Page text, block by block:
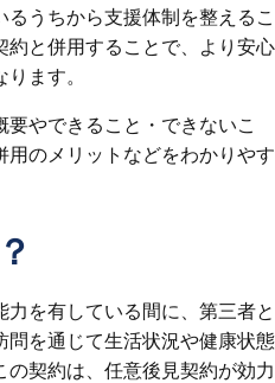
うちから支援体制を整えるこ
約と併用することで、より安心
ます。
やできること・できないこ
のメリットなどをわかりやす
を有している間に、第三者と
を通じて生活状況や健康状態
契約は、任意後見契約が効力